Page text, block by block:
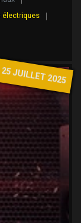
électriques
25 JUILLET 2025